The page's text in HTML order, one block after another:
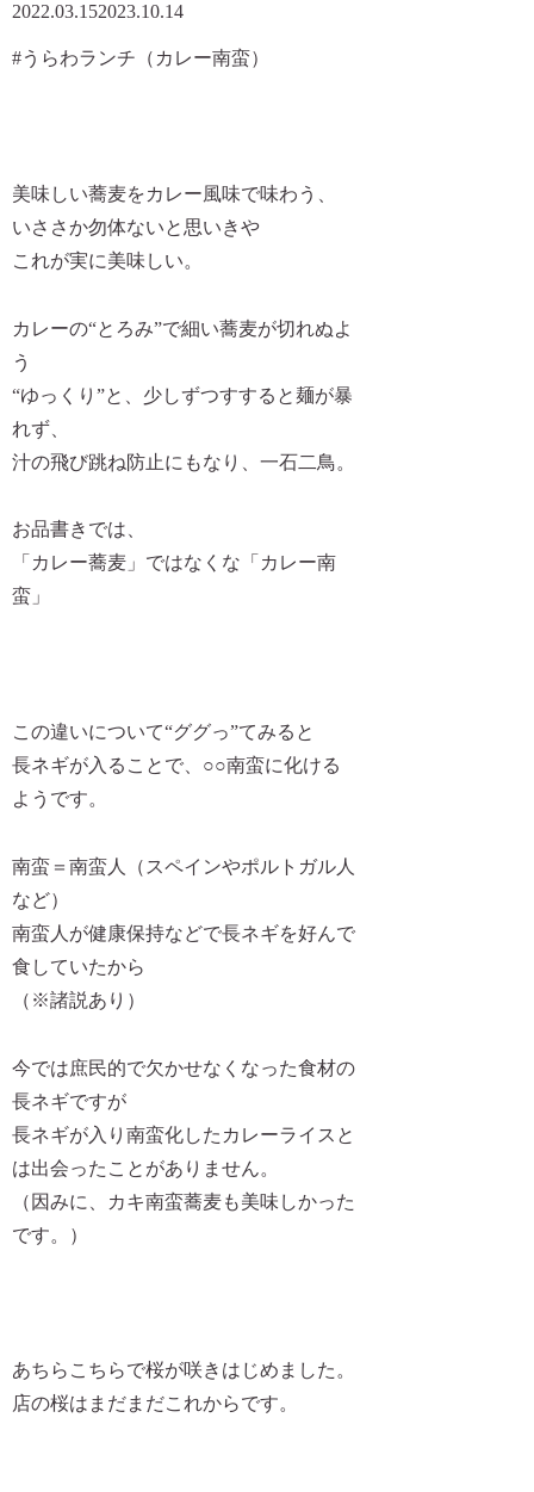
2022.03.152023.10.14
#うらわランチ（カレー南蛮）
美味しい蕎麦をカレー風味で味わう、
いささか勿体ないと思いきや
これが実に美味しい。
カレーの“とろみ”で細い蕎麦が切れぬよ
う
“ゆっくり”と、少しずつすすると麺が暴
れず、
汁の飛び跳ね防止にもなり、一石二鳥。
お品書きでは、
「カレー蕎麦」ではなくな 「カレー南
蛮」
この違いについて“ググっ”てみると
長ネギが入ることで、○○南蛮に化ける
ようです。
南蛮＝南蛮人（スペインやポルトガル人
など）
南蛮人が健康保持などで長ネギを好んで
食していたから
（※諸説あり）
今では庶民的で欠かせなくなった食材の
長ネギですが
長ネギが入り南蛮化したカレーライスと
は出会ったことがありません。
（因みに、カキ南蛮蕎麦も美味しかった
です。）
あちらこちらで桜が咲きはじめました。
店の桜はまだまだこれからです。